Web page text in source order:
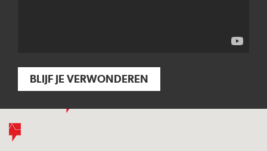
BLIJF JE VERWONDEREN